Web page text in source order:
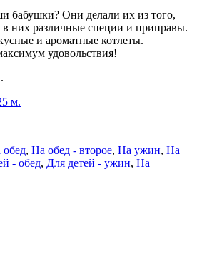
бабушки? Они делали их из того,
них различные специи и приправы.
и ароматные котлеты.
удовольствия!
м.
, На обед - второе, На ужин, На
- обед, Для детей - ужин, На